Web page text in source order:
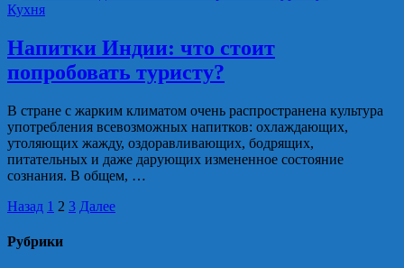
Кухня
Напитки Индии: что стоит
попробовать туристу?
В стране с жарким климатом очень распространена культура
употребления всевозможных напитков: охлаждающих,
утоляющих жажду, оздоравливающих, бодрящих,
питательных и даже дарующих измененное состояние
сознания. В общем, …
Навигация
по
Назад 1 2 3 Далее
Рубрики